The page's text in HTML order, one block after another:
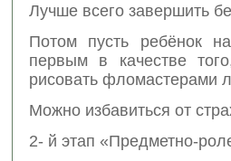
Лучше всего завершить
Потом пусть ребёнок
первым в качестве
рисовать фломастерами
Можно избавиться от
2- й этап «Предметно-